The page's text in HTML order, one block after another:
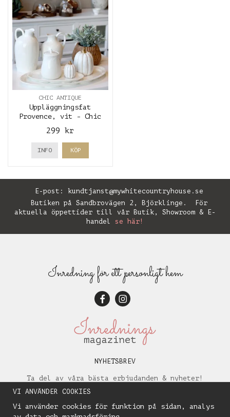
CHIC ANTIQUE
Uppläggningsfat
Provence, vit - Chic
Antique
299 kr
INFO KÖP
E-post: kundtjanst@mywhitecountryhouse.se
Butiken på Sandbrovägen 2, Björklinge. För
aktuella öppettider till vår Butik, Showroom & E-
handel se här!
Inredning för ett personligt hem
NYHETSBREV
Ta del av våra bästa erbjudanden & nyheter!
VI ANVÄNDER COOKIES
Vi använder cookies för funktion på sidan, analys